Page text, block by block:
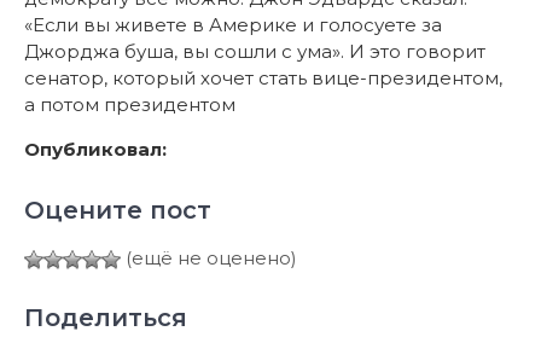
«Если вы живете в Америке и голосуете за
Джорджа буша, вы сошли с ума». И это говорит
сенатор, который хочет стать вице-президентом,
а потом президентом
Опубликовал:
Оцените пост
(ещё не оценено)
Поделиться